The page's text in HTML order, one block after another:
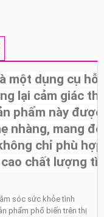
một dụng cụ
lại cảm giác
phẩm này
nhàng, mang
chỉ phù
chất lượng
sóc sức khỏe tình
phẩm phổ biến trên thị